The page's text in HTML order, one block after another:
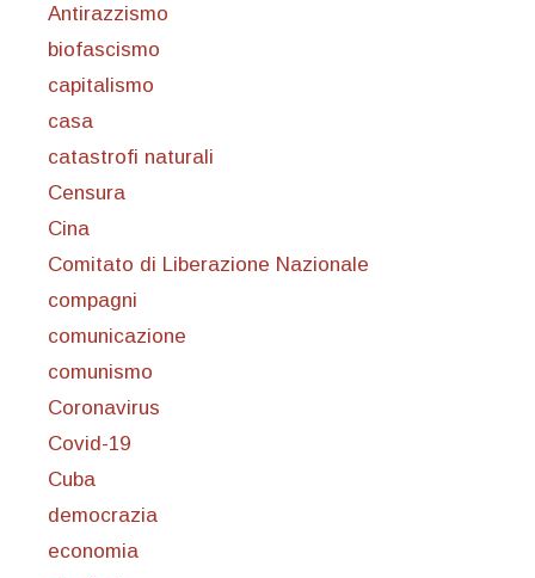
Antirazzismo
biofascismo
capitalismo
casa
catastrofi naturali
Censura
Cina
Comitato di Liberazione Nazionale
compagni
comunicazione
comunismo
Coronavirus
Covid-19
Cuba
democrazia
economia